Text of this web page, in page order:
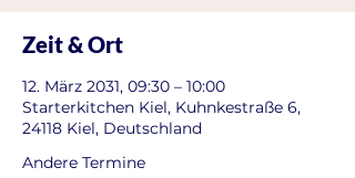
Zeit & Ort
12. März 2031, 09:30 – 10:00
Starterkitchen Kiel, Kuhnkestraße 6,
24118 Kiel, Deutschland
Andere Termine